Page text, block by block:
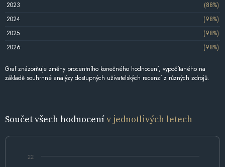
2023
(88%)
2024
(98%)
2025
(98%)
2026
(98%)
Graf znázorňuje změny procentního konečného hodnocení, vypočítaného na
základě souhrnné analýzy dostupných uživatelských recenzí z různých zdrojů.
Součet všech hodnocenív jednotlivých letech
22